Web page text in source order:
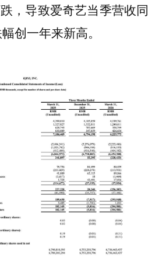
，导致爱奇艺当季营收同
创一年来新高。